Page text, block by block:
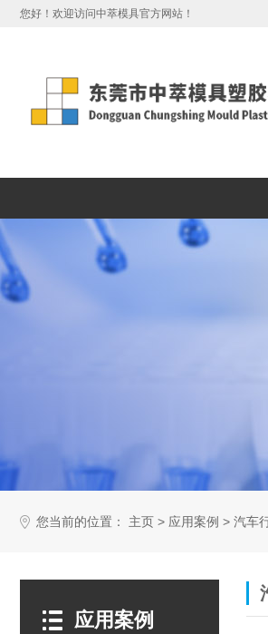
您好！欢迎访问中萃模具官方网站！
您当前的位置： 主页 > 应用案例 > 汽车
应用案例